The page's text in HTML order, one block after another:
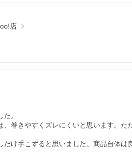
店
。
巻きやすくズレにくいと思います。
け手こずると思いました。商品自体は